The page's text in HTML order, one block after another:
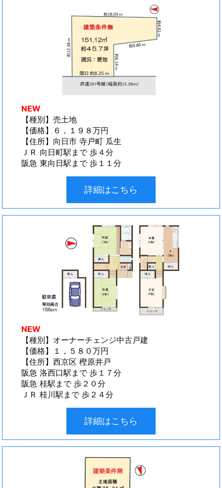
NEW
【種別】売土地
【価格】６，１９８万円
【住所】向日市 寺戸町 瓜生
ＪＲ 向日町駅まで 歩４分
阪急 東向日駅まで 歩１１分
詳細はこちら
NEW
【種別】オーナーチェンジ中古戸建
【価格】１，５８０万円
【住所】西京区 樫原井戸
阪急 洛西口駅まで 歩１７分
阪急 桂駅まで 歩２０分
ＪＲ 桂川駅まで 歩２４分
詳細はこちら